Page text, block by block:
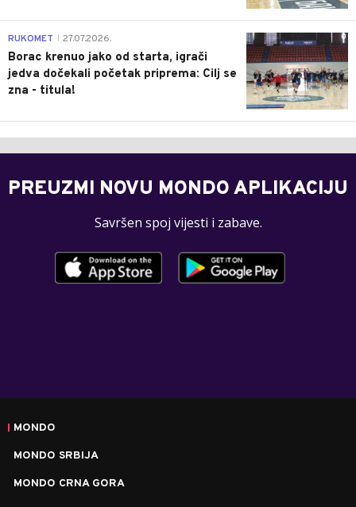
0
RUKOMET 27.07.2026.
Borac krenuo jako od starta, igrači
jedva dočekali početak priprema: Cilj se
zna - titula!
PREUZMI NOVU MONDO APLIKACIJU
Savršen spoj vijesti i zabave.
MONDO
MONDO SRBIJA
MONDO CRNA GORA